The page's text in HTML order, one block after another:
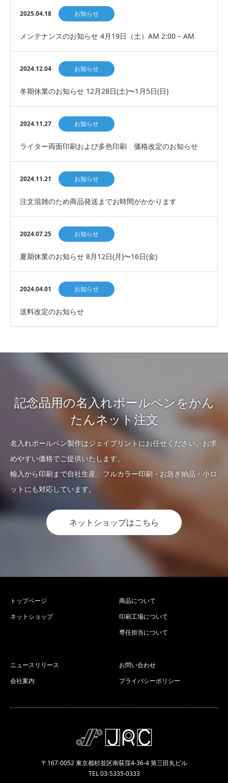
2025.04.18 お知らせ
メンテナンスのお知らせ 4月19日（土）AM 2:00 – AM
5:00
2024.12.04 お知らせ
冬期休業のお知らせ 12月28日(土)〜1月5日(日)
2024.11.27 お知らせ
ライター両面印刷および多色印刷 価格改定のお知らせ
2024.11.21 お知らせ
注文混雑のため商品発送までお時間がかかります
2024.07.25 お知らせ
夏期休業のお知らせ 8月12日(月)〜16日(金)
2024.04.01 お知らせ
送料改定のお知らせ
記念品用の名入れボールペンをかん
たんネット注文
名入れボールペン製作はジェイプリントにお任せください。お求
めやすい価格でご提供いたします。
輸入から印刷まで自社生産、フルカラー印刷・お急ぎ納品・小ロ
ットにも対応しています。
ネットショップはこちら
トップページ
ネットショップ
商品について
印刷工場について
専任担当について
ニュースリリース
会社案内
お問い合わせ
プライバシーポリシー
〒167-0052 東京都杉並区南荻窪4-36-4 第三田丸ビル
TEL 03-5335-0333